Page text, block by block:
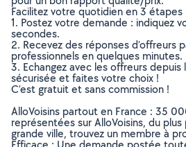
Facilitez votre quotidien en 3 étapes
1. Postez votre demande : indiquez
secondes.
2. Recevez des réponses d’offreurs
professionnels en quelques minutes.
3. Echangez avec les offreurs
sécurisée et faites votre choix !
C’est gratuit et sans commission !
AlloVoisins partout en France : 35
représentées sur AlloVoisins, du
grande ville, trouvez un membre à